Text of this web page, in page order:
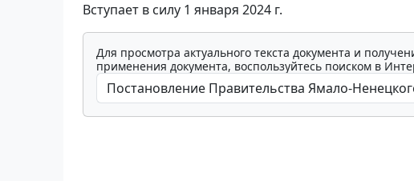
Вступает в силу 1 января 2024 г.
Для просмотра актуального текста документа и
применения документа, воспользуйтесь поиском в